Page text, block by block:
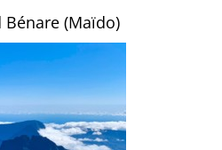
(Maïdo)